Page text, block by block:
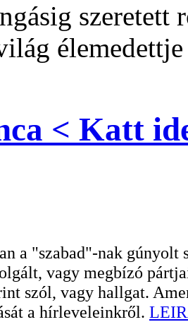
< Katt
a "szabad"-nak
vagy megbízó
szól, vagy hallgat.
a hírleveleinkről.